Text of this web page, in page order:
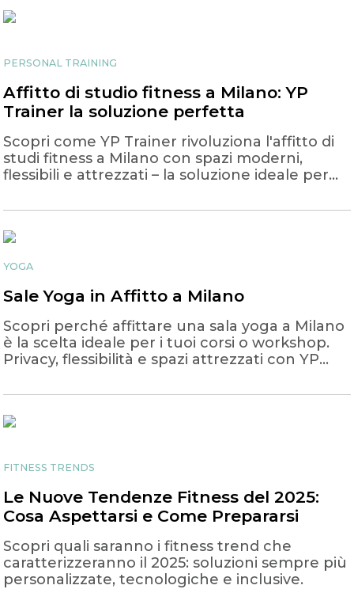
PERSONAL TRAINING
Affitto di studio fitness a Milano: YP
Trainer la soluzione perfetta
Scopri come YP Trainer rivoluziona l'affitto di
studi fitness a Milano con spazi moderni,
flessibili e attrezzati – la soluzione ideale per
YOGA
Sale Yoga in Affitto a Milano
Scopri perché affittare una sala yoga a Milano
è la scelta ideale per i tuoi corsi o workshop.
Privacy, flessibilità e spazi attrezzati con YP
FITNESS TRENDS
Le Nuove Tendenze Fitness del 2025:
Cosa Aspettarsi e Come Prepararsi
Scopri quali saranno i fitness trend che
caratterizzeranno il 2025: soluzioni sempre più
personalizzate, tecnologiche e inclusive.